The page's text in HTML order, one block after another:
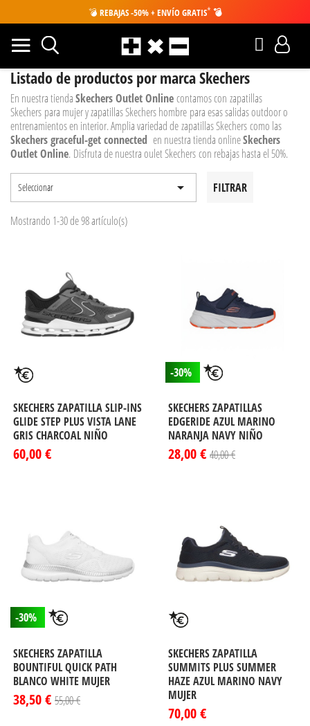
💣 REBAJAS -50% + ENVÍO GRATIS* 💣
Listado de productos por marca Skechers
En nuestra tiendaSkechers Outlet Onlinecontamos con zapatillas
Skechers para mujer y zapatillas Skechers hombre para esas salidas outdoor o
entrenamientos en interior. Amplia variedad de zapatillas Skecherscomo las
Skechers graceful-get connected en nuestra tienda onlineSkechers
Outlet Online. Disfruta de nuestra oulet Skecherscon rebajas hasta el 50%.
Seleccionar  FILTRAR
Mostrando 1-30 de 98 artículo(s)
SKECHERS ZAPATILLA SLIP-INS
GLIDE STEP PLUS VISTA LANE
GRIS CHARCOAL NIÑO
60,00 €
-30%
SKECHERS ZAPATILLAS
EDGERIDE AZUL MARINO
NARANJA NAVY NIÑO
28,00 € 40,00 €
-30%
SKECHERS ZAPATILLA
BOUNTIFUL QUICK PATH
BLANCO WHITE MUJER
38,50 € 55,00 €
SKECHERS ZAPATILLA
SUMMITS PLUS SUMMER
HAZE AZUL MARINO NAVY
MUJER
70,00 €